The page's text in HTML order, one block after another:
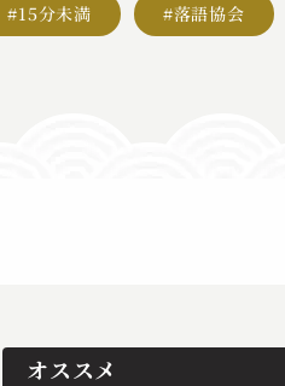
#15分未満 #落語協会
オススメ